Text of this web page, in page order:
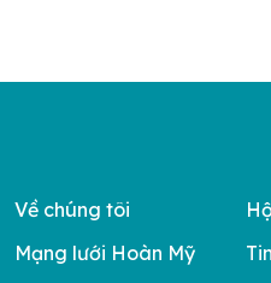
Về chúng tôi
Mạng lưới Hoàn Mỹ